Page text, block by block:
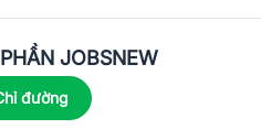
JOBSNEW
đường